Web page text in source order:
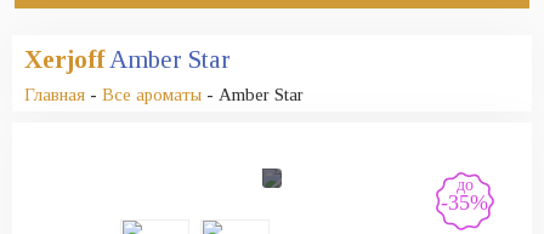
XerjoffAmber Star
Главная - Все ароматы - Amber Star
до
-35%